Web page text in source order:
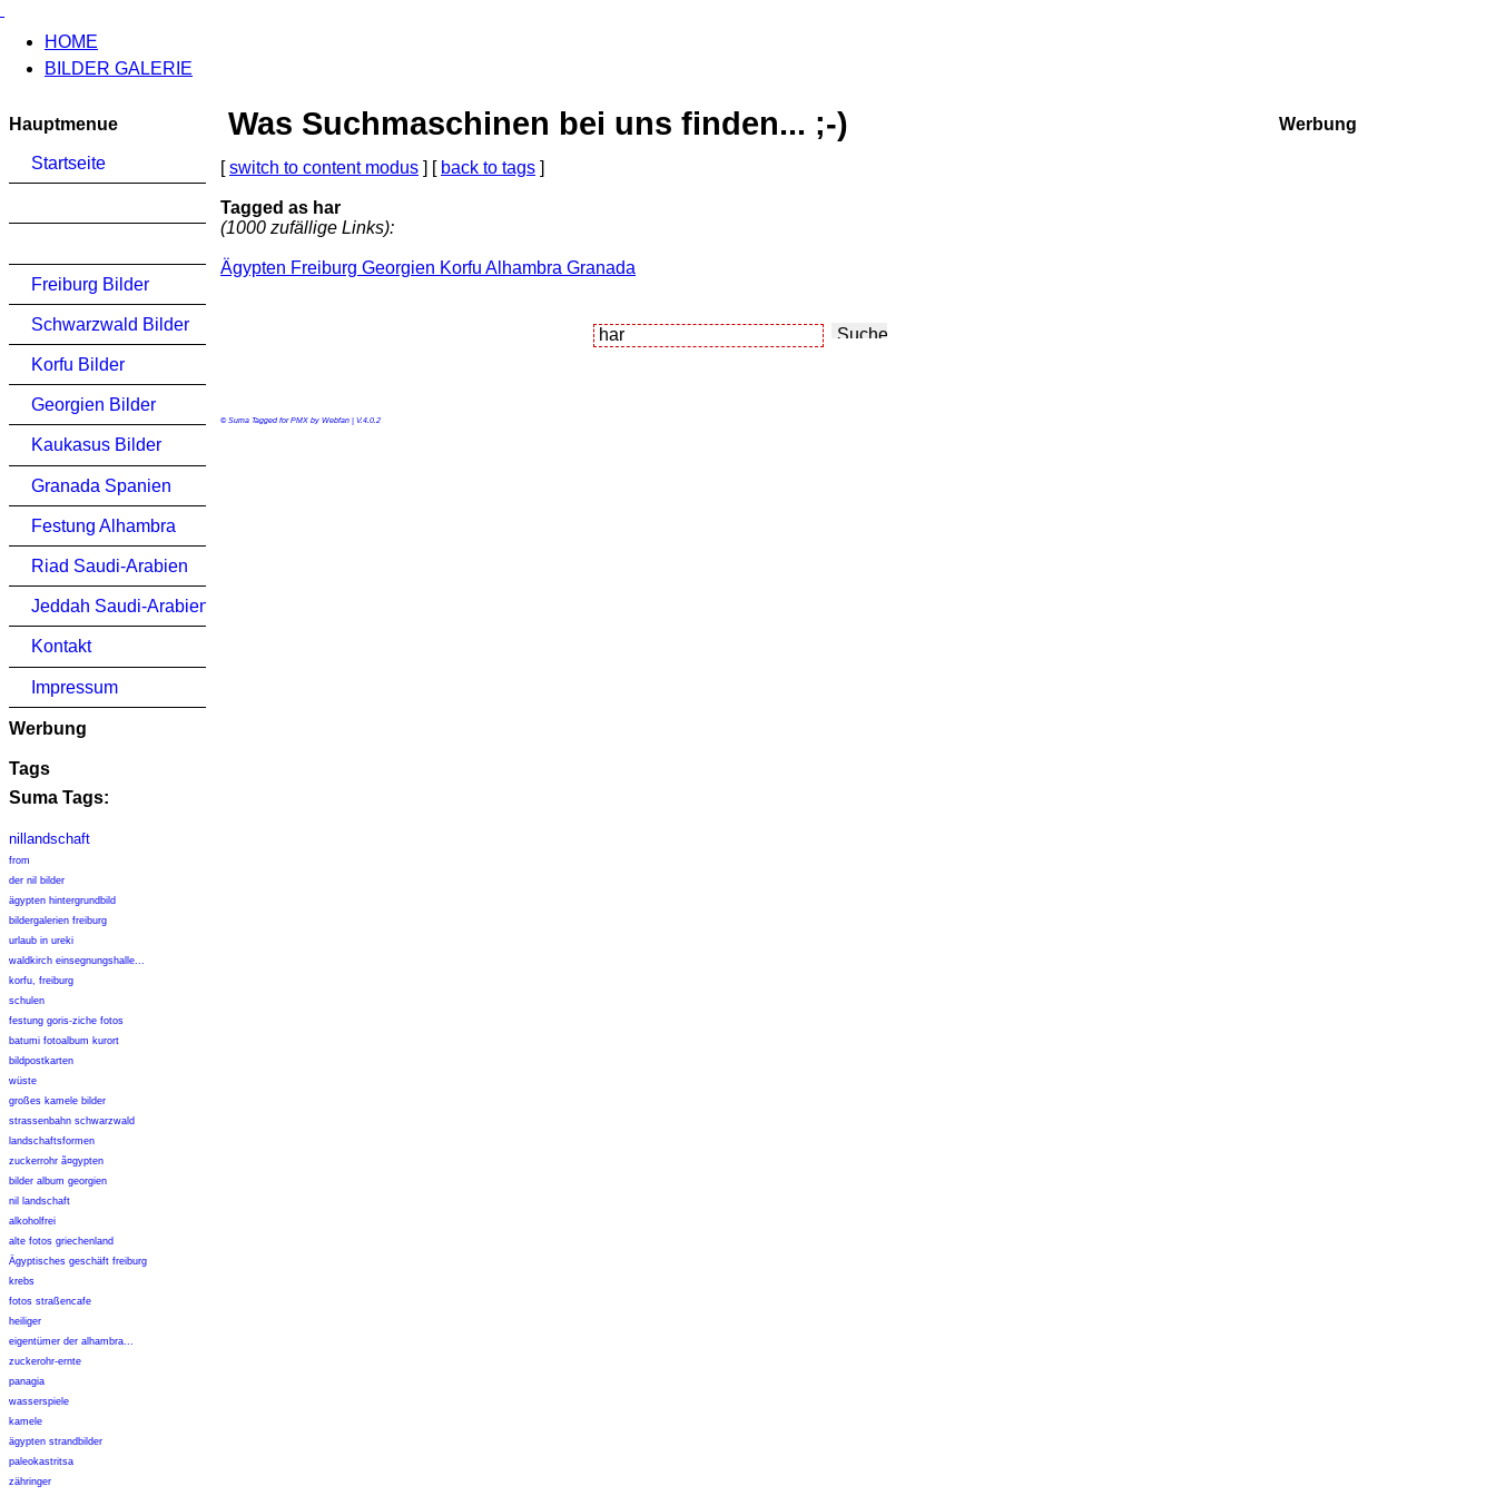
HOME
BILDER GALERIE
Hauptmenue
Startseite
Freiburg Bilder
Schwarzwald Bilder
Korfu Bilder
Georgien Bilder
Kaukasus Bilder
Granada Spanien
Festung Alhambra
Riad Saudi-Arabien
Jeddah Saudi-Arabien
Kontakt
Impressum
Werbung
Tags
Suma Tags:
nillandschaft
from
der nil bilder
ägypten hintergrundbild
bildergalerien freiburg
urlaub in ureki
waldkirch einsegnungshalle...
korfu, freiburg
schulen
festung goris-ziche fotos
batumi fotoalbum kurort
bildpostkarten
wüste
großes kamele bilder
strassenbahn schwarzwald
landschaftsformen
zuckerrohr ã¤gypten
bilder album georgien
nil landschaft
alkoholfrei
alte fotos griechenland
Ägyptisches geschäft freiburg
krebs
fotos straßencafe
heiliger
eigentümer der alhambra...
zuckerohr-ernte
panagia
wasserspiele
kamele
ägypten strandbilder
paleokastritsa
zähringer
Was Suchmaschinen bei uns finden... ;-)
[switch to content modus ] [ back to tags ]
Tagged as har
(1000 zufällige Links):
Ägypten Freiburg Georgien Korfu Alhambra Granada
© Suma Tagged for PMX by Webfan | V.4.0.2
Werbung